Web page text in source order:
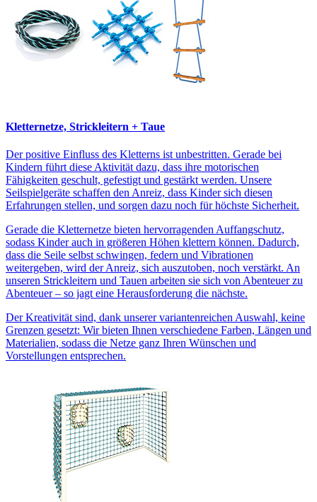
Kletternetze, Strickleitern + Taue
Der positive Einfluss des Kletterns ist unbestritten. Gerade bei
Kindern führt diese Aktivität dazu, dass ihre motorischen
Fähigkeiten geschult, gefestigt und gestärkt werden. Unsere
Seilspielgeräte schaffen den Anreiz, dass Kinder sich diesen
Erfahrungen stellen, und sorgen dazu noch für höchste Sicherheit.
Gerade die Kletternetze bieten hervorragenden Auffangschutz,
sodass Kinder auch in größeren Höhen klettern können. Dadurch,
dass die Seile selbst schwingen, federn und Vibrationen
weitergeben, wird der Anreiz, sich auszutoben, noch verstärkt. An
unseren Strickleitern und Tauen arbeiten sie sich von Abenteuer zu
Abenteuer – so jagt eine Herausforderung die nächste.
Der Kreativität sind, dank unserer variantenreichen Auswahl, keine
Grenzen gesetzt: Wir bieten Ihnen verschiedene Farben, Längen und
Materialien, sodass die Netze ganz Ihren Wünschen und
Vorstellungen entsprechen.